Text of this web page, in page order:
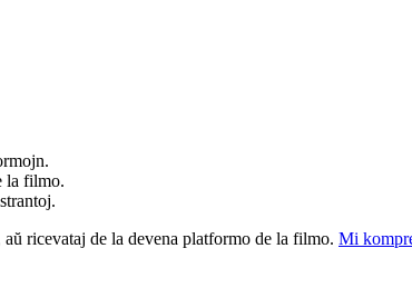
la filmo.
ricevataj de la devena platformo de la filmo. Mi